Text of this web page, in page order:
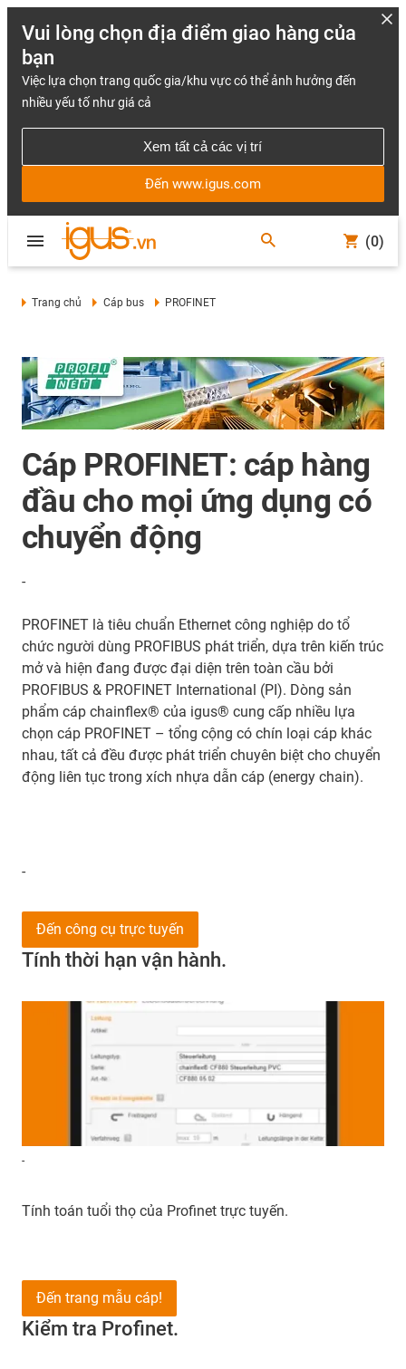
Vui lòng chọn địa điểm giao hàng của
bạn
Việc lựa chọn trang quốc gia/khu vực có thể ảnh hưởng đến
nhiều yếu tố như giá cả
Xem tất cả các vị trí
Đến www.igus.com
(0)
Trang chủ Cáp bus PROFINET
Cáp PROFINET: cáp hàng
đầu cho mọi ứng dụng có
chuyển động
-
PROFINET là tiêu chuẩn Ethernet công nghiệp do tổ
chức người dùng PROFIBUS phát triển, dựa trên kiến trúc
mở và hiện đang được đại diện trên toàn cầu bởi
PROFIBUS & PROFINET International (PI). Dòng sản
phẩm cáp chainflex® của igus® cung cấp nhiều lựa
chọn cáp PROFINET – tổng cộng có chín loại cáp khác
nhau, tất cả đều được phát triển chuyên biệt cho chuyển
động liên tục trong xích nhựa dẫn cáp (energy chain).
-
Tính thời hạn vận hành.
-
Tính toán tuổi thọ của Profinet trực tuyến.
Đến công cụ trực tuyến
Kiểm tra Profinet.
Đến trang mẫu cáp!